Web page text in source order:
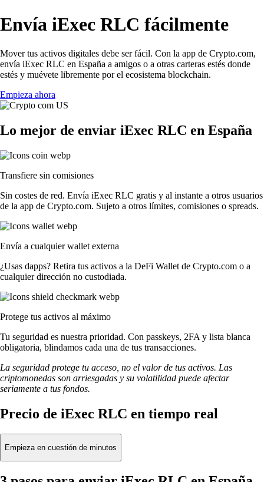
Envía iExec RLC fácilmente
Mover tus activos digitales debe ser fácil. Con la app de Crypto.com,
envía iExec RLC en España a amigos o a otras carteras estés donde
estés y muévete libremente por el ecosistema blockchain.
Empieza ahora
Lo mejor de enviar iExec RLC en España
Transfiere sin comisiones
Sin costes de red. Envía iExec RLC gratis y al instante a otros usuarios
de la app de Crypto.com. Sujeto a otros límites, comisiones o spreads.
Envía a cualquier wallet externa
¿Usas dapps? Retira tus activos a la DeFi Wallet de Crypto.com o a
cualquier dirección no custodiada.
Protege tus activos al máximo
Tu seguridad es nuestra prioridad. Con passkeys, 2FA y lista blanca
obligatoria, blindamos cada una de tus transacciones.
La seguridad protege tu acceso, no el valor de tus activos. Las
criptomonedas son arriesgadas y su volatilidad puede afectar
seriamente a tus fondos.
Precio de iExec RLC en tiempo real
Empieza en cuestión de minutos